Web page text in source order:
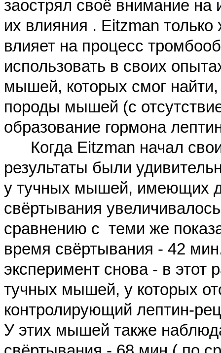
заострял своё внимание на
их влияния . Eitzman только
влияет на процесс
использовать в своих
мышей, которых смог
породы мышей (с
образование гормона
Когда Eitzman начал
результаты были
у тучных мышей, имеющих
свёртывания
сравнению с теми же
время свёртывания - 42
эксперимент снова - в этот
тучных мышей, у которых
контролирующий лептин-
У этих мышей также